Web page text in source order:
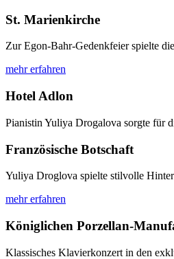
St. Marienkirche
Zur Egon-Bahr-Gedenkfeier spielte
mehr erfahren
Hotel Adlon
Pianistin Yuliya Drogalova sorgte für
Französische Botschaft
Yuliya Droglova spielte stilvolle
mehr erfahren
Königlichen Porzellan-
Klassisches Klavierkonzert in den